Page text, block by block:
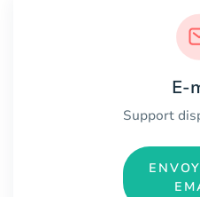
E-
Support